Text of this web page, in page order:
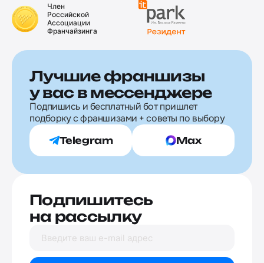
Член
Российской
Ассоциации
Франчайзинга
Лучшие франшизы
у вас в мессенджере
Подпишись и бесплатный бот пришлет
подборку с франшизами + советы по выбору
Telegram Max
Подпишитесь
на рассылку